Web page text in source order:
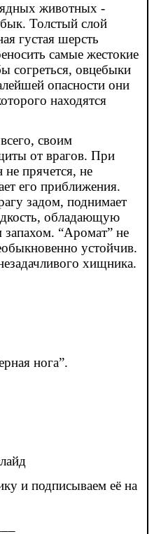
животных -
Толстый слой
густая шерсть
самые жестокие
согреться, овцебыки
опасности они
находятся
своим
от врагов. При
прячется, не
его приближения.
задом, поднимает
обладающую
“Аромат” не
устойчив.
хищника.
нога”.
и подписываем её на